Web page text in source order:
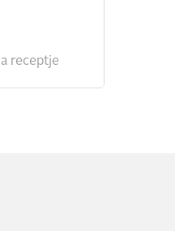
receptje